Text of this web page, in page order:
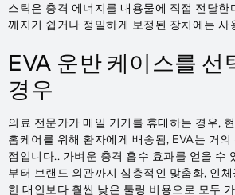
스틱은 충격 에너지를 내용물에 직접 전달한
깨지기 쉽거나 정밀하게 보정된 장치에는 사
EVA 운반 케이스를 선
경우
의료 전문가가 매일 기기를 휴대하는 경우,
홈케어를 위해 환자에게 배송됨, EVA는 거
점입니다.. 가벼운 충격 흡수 효과를 얻을 수
부터 브랜드 외관까지 심층적인 맞춤화, 인
한 대안보다 훨씬 낮은 툴링 비용으로 모두